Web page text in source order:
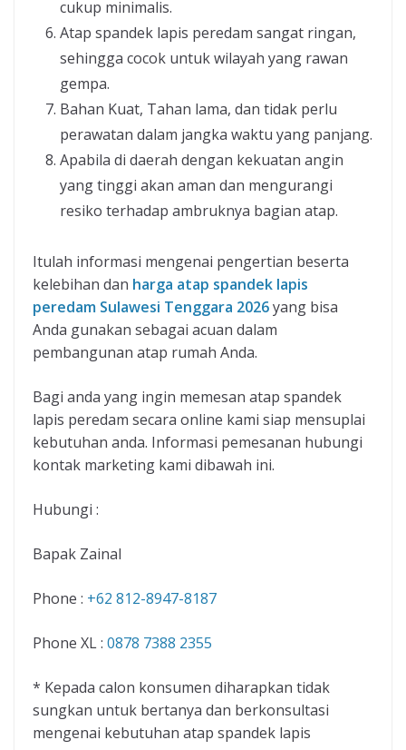
cukup minimalis.
Atap spandek lapis peredam sangat ringan,
sehingga cocok untuk wilayah yang rawan
gempa.
Bahan Kuat, Tahan lama, dan tidak perlu
perawatan dalam jangka waktu yang panjang.
Apabila di daerah dengan kekuatan angin
yang tinggi akan aman dan mengurangi
resiko terhadap ambruknya bagian atap.
Itulah informasi mengenai pengertian beserta
kelebihan dan harga atap spandek lapis
peredam Sulawesi Tenggara 2026yang bisa
Anda gunakan sebagai acuan dalam
pembangunan atap rumah Anda.
Bagi anda yang ingin memesan atap spandek
lapis peredam secara online kami siap mensuplai
kebutuhan anda. Informasi pemesanan hubungi
kontak marketing kami dibawah ini.
Hubungi :
Bapak Zainal
Phone : +62 812-8947-8187
Phone XL : 0878 7388 2355
* Kepada calon konsumen diharapkan tidak
sungkan untuk bertanya dan berkonsultasi
mengenai kebutuhan atap spandek lapis